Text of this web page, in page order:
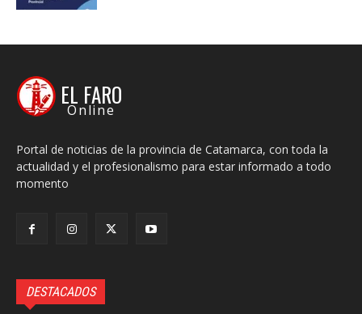
EL FARO
Online
Portal de noticias de la provincia de Catamarca, con toda la
actualidad y el profesionalismo para estar informado a todo
momento
DESTACADOS